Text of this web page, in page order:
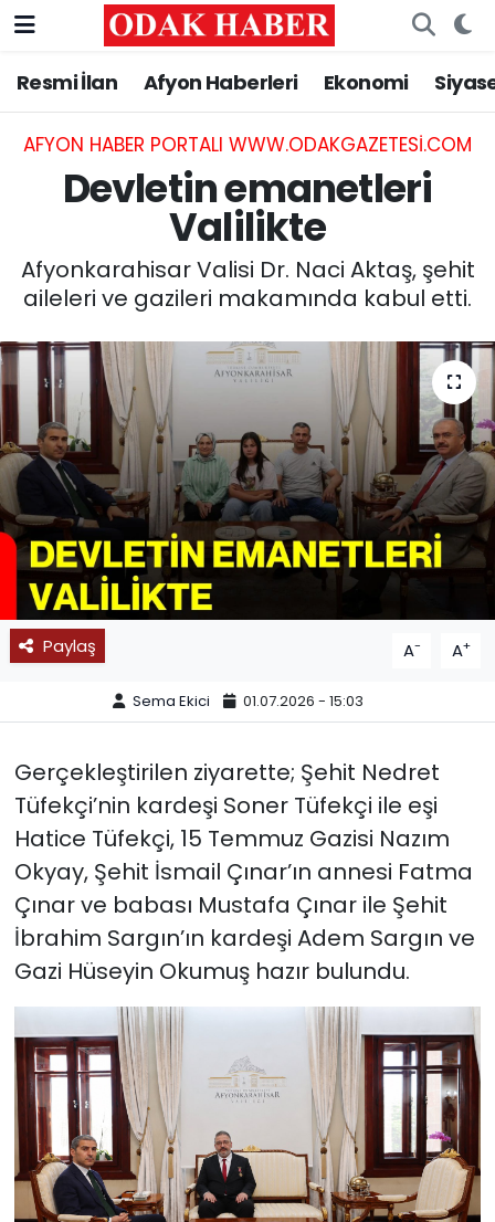
Resmi İlan Afyon Haberleri Ekonomi
AFYON HABER PORTALI WWW.ODAKGAZETESI.COM
Devletin emanetleri
Valilikte
Afyonkarahisar Valisi Dr. Naci Aktaş, şehit
aileleri ve gazileri makamında kabul etti.
Paylaş A- A+
Sema Ekici 01.07.2026 - 15:03
Gerçekleştirilen ziyarette; Şehit Nedret
Tüfekçi’nin kardeşi Soner Tüfekçi ile eşi
Hatice Tüfekçi, 15 Temmuz Gazisi Nazım
Okyay, Şehit İsmail Çınar’ın annesi Fatma
Çınar ve babası Mustafa Çınar ile Şehit
İbrahim Sargın’ın kardeşi Adem Sargın ve
Gazi Hüseyin Okumuş hazır bulundu.
AFYONKARAHİSAR HABERLERİ
Resmi İlan
ASAYİŞ
SİYASET
EĞİTİM
MAGAZİN
SAĞLIK
SPOR
11:11 MANŞET
Nöbetçi Eczaneler
Hava Durumu
Trafik Durumu
Tüm Manşetler
Son Dakika Haberleri
Haber Arşivi